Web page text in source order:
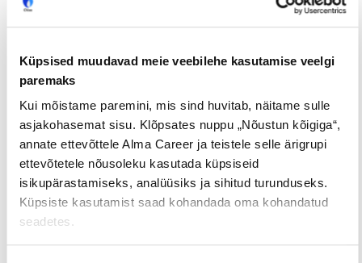
Küpsised muudavad meie veebilehe kasutamise veelgi
paremaks
Kui mõistame paremini, mis sind huvitab, näitame sulle
asjakohasemat sisu. Klõpsates nuppu „Nõustun kõigiga“,
annate ettevõttele Alma Career ja teistele selle ärigrupi
ettevõtetele nõusoleku kasutada küpsiseid
isikupärastamiseks, analüüsiks ja sihitud turunduseks.
Küpsiste kasutamist saad kohandada oma kohandatud
seadetes.
Prev
EELMINE JÄRGMINE